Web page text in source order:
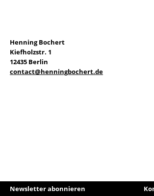
Henning Bochert
Kiefholzstr. 1
12435 Berlin
contact@henningbochert.de
Newsletter abonnieren